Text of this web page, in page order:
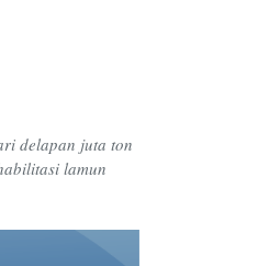
delapan juta ton
lamun